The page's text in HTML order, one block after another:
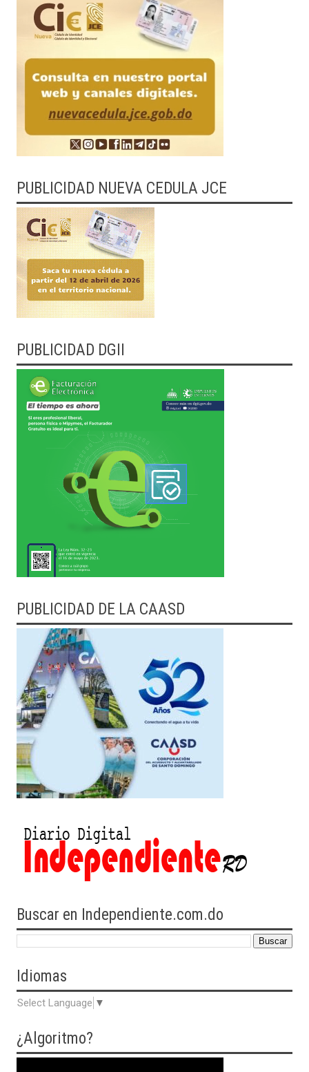
PUBLICIDAD NUEVA CEDULA JCE
PUBLICIDAD DGII
PUBLICIDAD DE LA CAASD
Buscar en Independiente.com.do
Idiomas
Select Language ▼
¿Algoritmo?